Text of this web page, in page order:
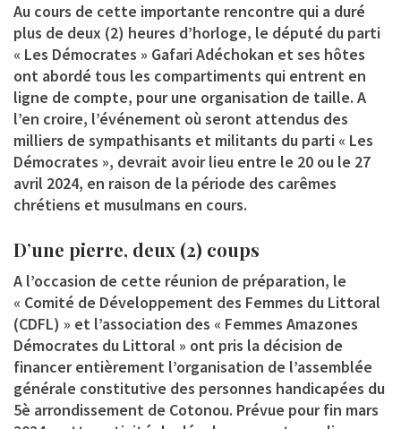
Au cours de cette importante rencontre qui a duré
plus de deux (2) heures d’horloge, le député du parti
« Les Démocrates » Gafari Adéchokan et ses hôtes
ont abordé tous les compartiments qui entrent en
ligne de compte, pour une organisation de taille. A
l’en croire, l’événement où seront attendus des
milliers de sympathisants et militants du parti « Les
Démocrates », devrait avoir lieu entre le 20 ou le 27
avril 2024, en raison de la période des carêmes
chrétiens et musulmans en cours.
D’une pierre, deux (2) coups
A l’occasion de cette réunion de préparation, le
« Comité de Développement des Femmes du Littoral
(CDFL) » et l’association des « Femmes Amazones
Démocrates du Littoral » ont pris la décision de
financer entièrement l’organisation de l’assemblée
générale constitutive des personnes handicapées du
5è arrondissement de Cotonou. Prévue pour fin mars